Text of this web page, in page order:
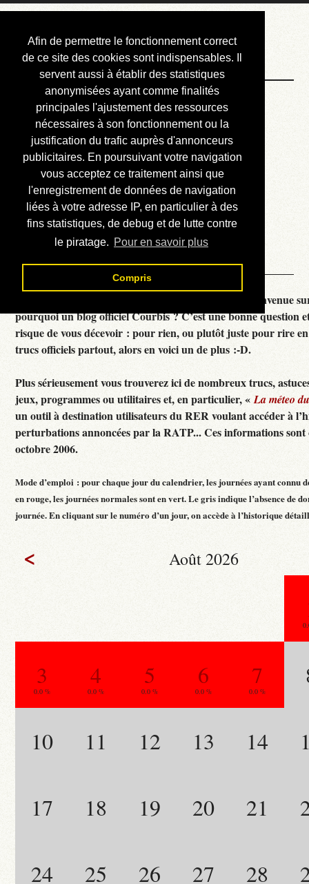
Afin de permettre le fonctionnement correct
de ce site des cookies sont indispensables. Il
servent aussi à établir des statistiques
anonymisées ayant comme finalités
principales l'ajustement des ressources
nécessaires à son fonctionnement ou la
justification du trafic auprès d'annonceurs
publicitaires. En poursuivant votre navigation
vous acceptez ce traitement ainsi que
l'enregistrement de données de navigation
liées à votre adresse IP, en particulier à des
fins statistiques, de debug et de lutte contre
le piratage. Pour en savoir plus
Compris
Courbis, « LE »
Blog Officiel
Bienvenue
Réalisations
Divers (et d’été)
Annonces
Liens externes
Téléchargement
Contact
Courbis, « LE » Blog Officiel - je vous souhaite la bienvenue
pourquoi un blog officiel Courbis ? C’est une bonne question
risque de vous décevoir : pour rien, ou plutôt juste pour rire
trucs officiels partout, alors en voici un de plus :-D.
Plus sérieusement vous trouverez ici de nombreux trucs,
jeux, programmes ou utilitaires et, en particulier, «La méteo
un outil à destination utilisateurs du RER voulant accéder à
perturbations annoncées par la RATP... Ces informations sont
octobre 2006.
Mode d’emploi : pour chaque jour du calendrier, les journées ayant connu
en rouge, les journées normales sont en vert. Le gris indique l’absence de
journée. En cliquant sur le numéro d’un jour, on accède à l’historique
< Août 2026
3
0.0 %
4
0.0 %
5
0.0 %
6
0.0 %
7
0.0 %
10 11 12 13 14
17 18 19 20 21
24 25 26 27 28